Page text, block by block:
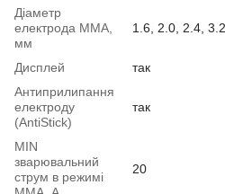
Діаметр
електрода ММА,
мм
1.6, 2.0, 2.4,
Дисплей
так
Антиприлипання
електроду
(AntiStick)
так
MIN
зварювальний
струм в режимі
20